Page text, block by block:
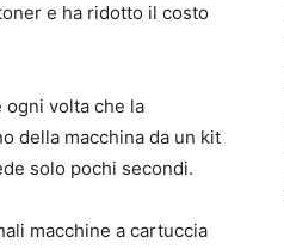
e ha ridotto il costo
volta che la
della macchina da un kit
solo pochi secondi.
macchine a cartuccia